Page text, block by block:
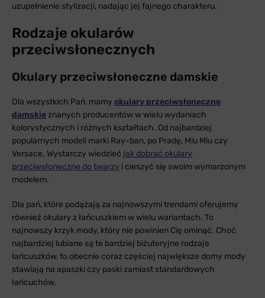
uzupełnienie stylizacji, nadając jej fajnego charakteru.
Rodzaje okularów
przeciwsłonecznych
Okulary przeciwsłoneczne damskie
Dla wszystkich Pań, mamy okulary przeciwsłoneczne
damskieznanych producentów w wielu wydaniach
kolorystycznych i różnych kształtach. Od najbardziej
popularnych modeli marki Ray-ban, po Pradę, Miu Miu czy
Versace. Wystarczy wiedzieć jak dobrać okulary
przeciwsłoneczne do twarzy i cieszyć się swoim wymarzonym
modelem.
Dla pań, które podążają za najnowszymi trendami oferujemy
również okulary z łańcuszkiem w wielu wariantach. To
najnowszy krzyk mody, który nie powinien Cię ominąć. Choć
najbardziej lubiane są te bardziej biżuteryjne rodzaje
łańcuszków, to obecnie coraz częściej największe domy mody
stawiają na apaszki czy paski zamiast standardowych
łańcuchów.